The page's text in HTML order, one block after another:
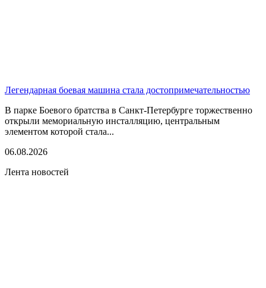
Легендарная боевая машина стала достопримечательностью
В парке Боевого братства в Санкт-Петербурге торжественно
открыли мемориальную инсталляцию, центральным
элементом которой стала...
06.08.2026
Лента новостей